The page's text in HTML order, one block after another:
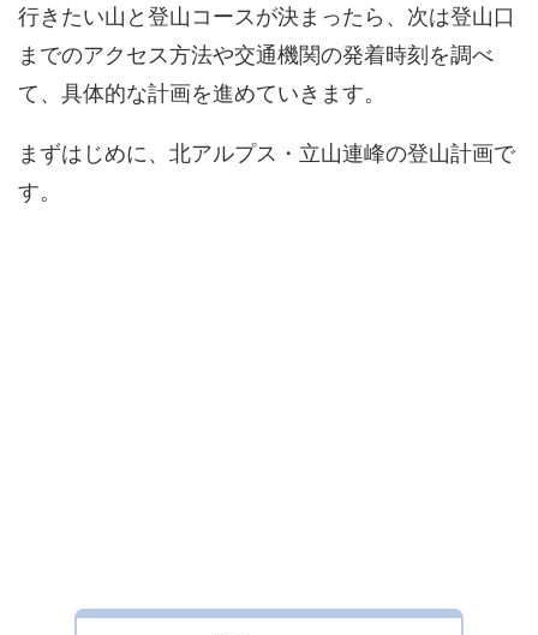
行きたい山と登山コースが決まったら、次は登山口
までのアクセス方法や交通機関の発着時刻を調べ
て、具体的な計画を進めていきます。
まずはじめに、北アルプス・立山連峰の登山計画で
す。